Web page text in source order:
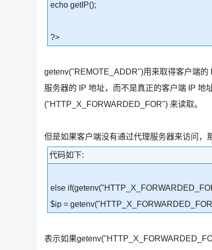
echo getIP();
?>
getenv("REMOTE_ADDR")用来取得客户端
服务器的 IP 地址，而不是真正的客户端 IP 地
("HTTP_X_FORWARDED_FOR") 来读取。
但是如果客户端没有通过代理服务器来访问，
代码如下:
else
$ip =
表示如果